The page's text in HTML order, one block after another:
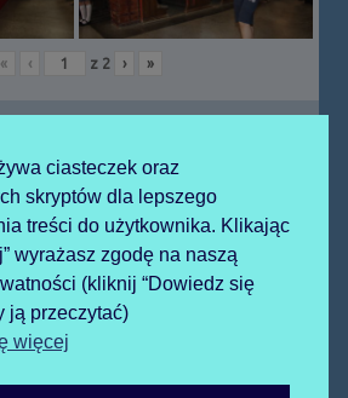
« ‹ z 2 › »
Następny
artykół:
2022-09-16
sprzątanie świata
z Oddziałami
przez Zgromadzenie Sióstr
ciasteczek oraz
skryptów dla lepszego
treści do użytkownika. Klikając
wyrażasz zgodę na naszą
(kliknij “Dowiedz się
ją przeczytać)
więcej